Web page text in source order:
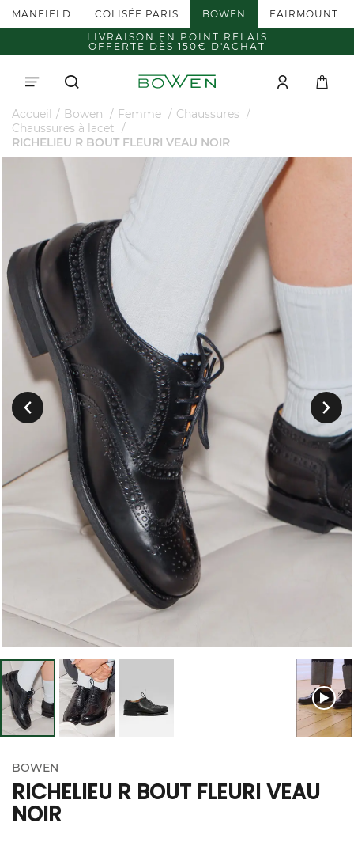
MANFIELD COLISÉE PARIS BOWEN
FAIRMOUNT
LIVRAISON EN POINT RELAIS
OFFERTE DÈS 150€ D'ACHAT
Accueil Bowen Femme
Chaussures
Chaussures à lacet
RICHELIEU R BOUT FLEURI VEAU NOIR
Précedent Suivant
BOWEN
RICHELIEU R BOUT FLEURI VEAU
NOIR